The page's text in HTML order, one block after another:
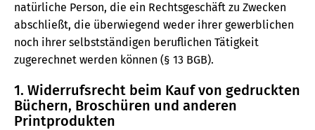
natürliche Person, die ein Rechtsgeschäft zu Zwecken
abschließt, die überwiegend weder ihrer gewerblichen
noch ihrer selbstständigen beruflichen Tätigkeit
zugerechnet werden können (§ 13 BGB).
1. Widerrufsrecht beim Kauf von gedruckten
Büchern, Broschüren und anderen
Printprodukten